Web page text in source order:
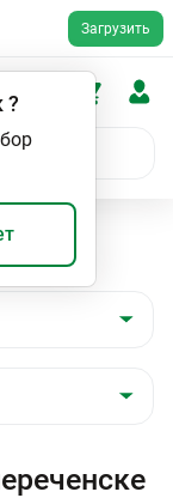
Загрузить
?